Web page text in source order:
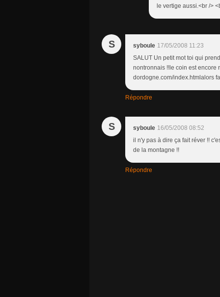
le vertige aussi.<br />
S syboule 17/05/2008 11:23
SALUT Un petit mot toi qui
nontronnais !!le coin est encore
dordogne.com/index.htmlalors
Répondre
S syboule 16/05/2008 08:52
il n'y pas à dire ça fait réver !!
de la montagne !!
Répondre